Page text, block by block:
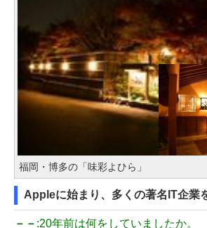
福岡・博多の「味彩よひら」
Appleに始まり、多くの著名IT企業
－－ :20年前は何をしていましたか。